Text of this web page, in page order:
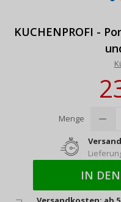
KUCHENPROFI -
Menge
IN